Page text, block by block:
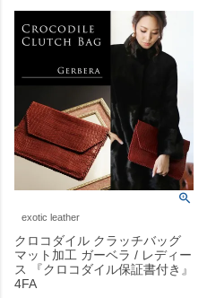
exotic leather
クロコダイル クラッチバッグ
マット加工 ガーベラ / レディー
ス 『クロコダイル保証書付き』
4FA